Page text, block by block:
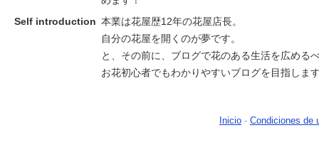
Self introduction 本業は花屋歴12年の花屋店長。
自分の花屋を開くのが夢です。
と、その前に、ブログで花のある生活を広める
お花初心者でもわかりやすいブログを目指しま
Inicio - Condiciones de